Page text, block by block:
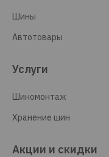
Шины
Автотовары
Услуги
Шиномонтаж
Хранение шин
Акции и скидки